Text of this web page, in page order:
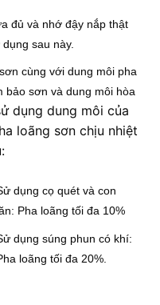
đủ và nhớ đậy nắp thật
sau này.
cùng với dung môi pha
bảo sơn và dung môi hòa
dụng dung môi của
loãng sơn chịu nhiệt
dụng cọ quét và con
Pha loãng tối đa 10%
dụng súng phun có khí:
loãng tối đa 20%.